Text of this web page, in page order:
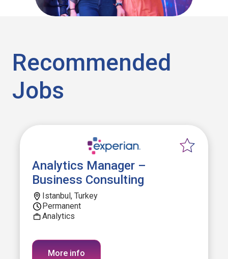
Recommended
Jobs
Analytics Manager –
Business Consulting
Istanbul, Turkey
Permanent
Analytics
More info